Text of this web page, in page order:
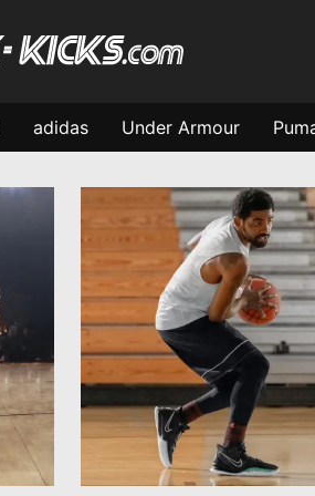
adidas Under Armour